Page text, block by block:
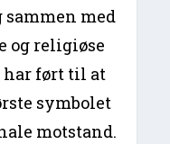
med
og religiøse
har ført til at
symbolet
motstand.